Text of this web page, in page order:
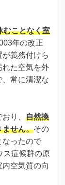
むことなく室
年の改正
義務付けら
れた空気を外
常に清潔な
り、 自然換
ません。その
なったので
ス症候群の原
空気質の向